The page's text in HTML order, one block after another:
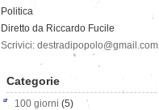
Politica
Diretto da Riccardo Fucile
Scrivici: destradipopolo@gmail.com
Categorie
100 giorni (5)